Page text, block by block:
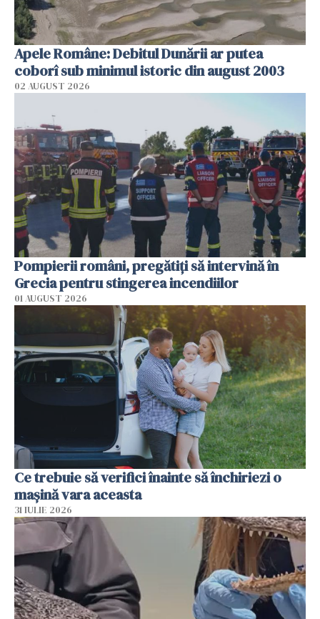
Apele Române: Debitul Dunării ar putea
coborî sub minimul istoric din august 2003
02 AUGUST 2026
Pompierii români, pregătiţi să intervină în
Grecia pentru stingerea incendiilor
01 AUGUST 2026
Ce trebuie să verifici înainte să închiriezi o
mașină vara aceasta
31 IULIE 2026